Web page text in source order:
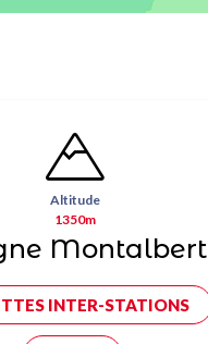
Altitude
1350m
Montalbert
INTER-STATIONS